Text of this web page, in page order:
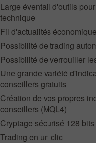
Large éventail d'outils
technique
Fil d'actualités
Possibilité de trading
Possibilité de verrouiller
Une grande variété
conseillers gratuits
Création de vos propres
conseillers (MQL4)
Cryptage sécurisé 128 bits
Trading en un clic